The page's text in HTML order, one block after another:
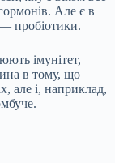
Але є в
— пробіотики.
імунітет,
в тому, що
але і, наприклад,